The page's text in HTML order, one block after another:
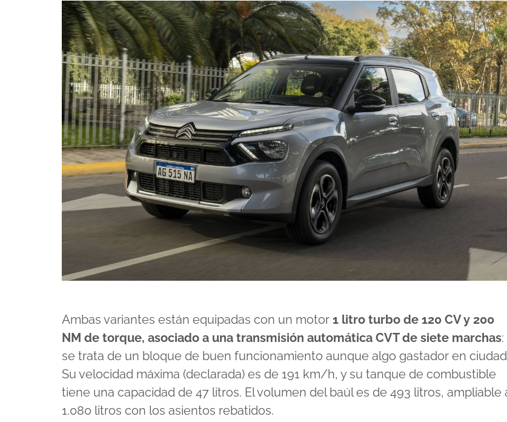
Ambas variantes están equipadas con un motor 1 litro turbo de 120 CV y 200
NM de torque, asociado a una transmisión automática CVT de siete marchas:
se trata de un bloque de buen funcionamiento aunque algo gastador en
Su velocidad máxima (declarada) es de 191 km/h, y su tanque de combustible
tiene una capacidad de 47 litros. El volumen del baúl es de 493 litros, ampliable
1.080 litros con los asientos rebatidos.